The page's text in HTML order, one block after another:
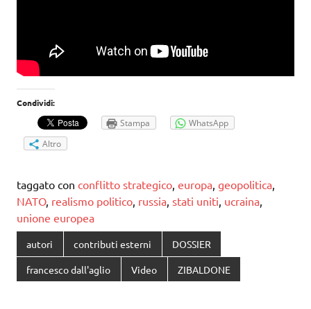
Condividi:
Stampa
WhatsApp
Altro
taggato con conflitto strategico, europa, geopolitica,
NATO, realismo politico, russia, stati uniti, ucraina,
unione europea
autori contributi esterni DOSSIER
francesco dall'aglio Video ZIBALDONE